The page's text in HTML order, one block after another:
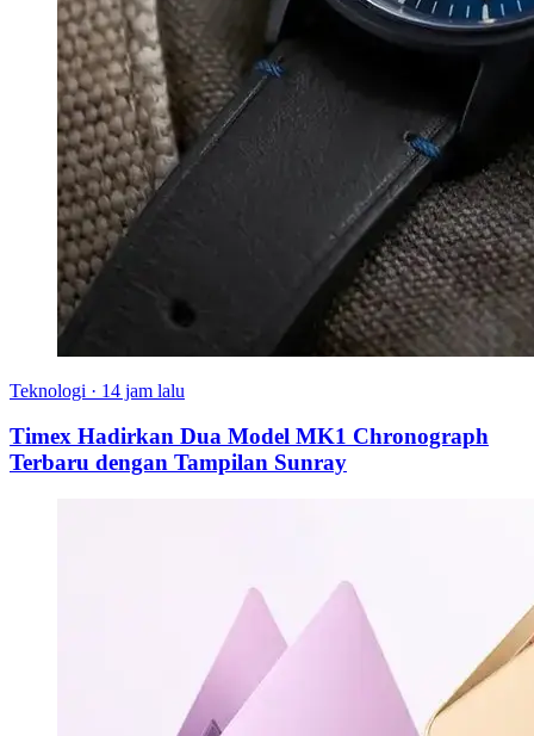
Teknologi · 14 jam lalu
Timex Hadirkan Dua Model MK1 Chronograph
Terbaru dengan Tampilan Sunray